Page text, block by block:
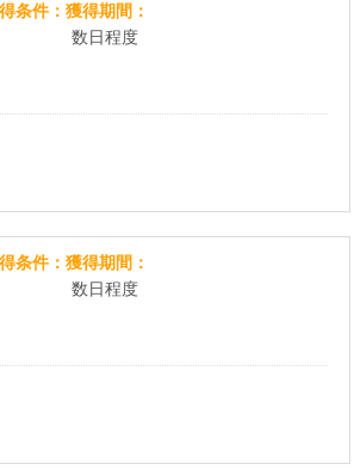
条件
獲得期間
数日程度
条件
獲得期間
数日程度